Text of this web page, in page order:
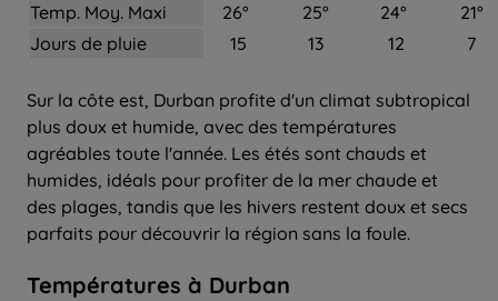
Temp. Moy. Maxi
26° 25° 24°
21°
Jours de pluie
15 13 12 7
Sur la côte est, Durban profite d'un climat subtropical
plus doux et humide, avec des températures
agréables toute l'année. Les étés sont chauds et
humides, idéals pour profiter de la mer chaude et
des plages, tandis que les hivers restent doux et secs
parfaits pour découvrir la région sans la foule.
Températures à Durban